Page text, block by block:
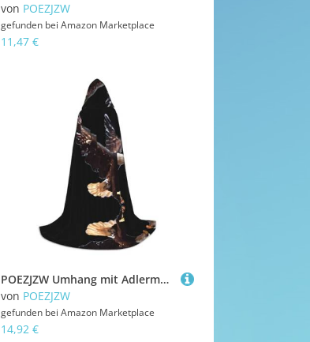
von POEZJZW
gefunden bei Amazon Marketplace
11,47 €
POEZJZW Umhang mit Adlermuster, für Herren und Damen, Umhang mit Kapuze, für Erwachsene, Renaissance, Halloween, Hexenkostüm, Zauberer-Umhang, Größe L
von POEZJZW
gefunden bei Amazon Marketplace
14,92 €